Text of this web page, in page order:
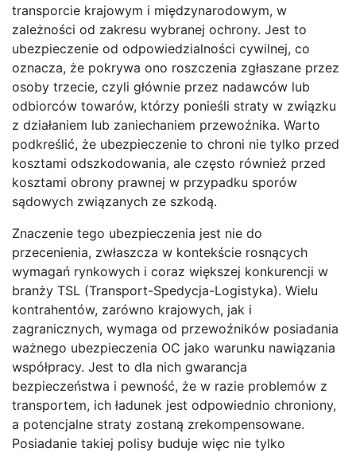
transporcie krajowym i międzynarodowym, w
zależności od zakresu wybranej ochrony. Jest to
ubezpieczenie od odpowiedzialności cywilnej, co
oznacza, że pokrywa ono roszczenia zgłaszane przez
osoby trzecie, czyli głównie przez nadawców lub
odbiorców towarów, którzy ponieśli straty w związku
z działaniem lub zaniechaniem przewoźnika. Warto
podkreślić, że ubezpieczenie to chroni nie tylko przed
kosztami odszkodowania, ale często również przed
kosztami obrony prawnej w przypadku sporów
sądowych związanych ze szkodą.
Znaczenie tego ubezpieczenia jest nie do
przecenienia, zwłaszcza w kontekście rosnących
wymagań rynkowych i coraz większej konkurencji w
branży TSL (Transport-Spedycja-Logistyka). Wielu
kontrahentów, zarówno krajowych, jak i
zagranicznych, wymaga od przewoźników posiadania
ważnego ubezpieczenia OC jako warunku nawiązania
współpracy. Jest to dla nich gwarancja
bezpieczeństwa i pewność, że w razie problemów z
transportem, ich ładunek jest odpowiednio chroniony,
a potencjalne straty zostaną zrekompensowane.
Posiadanie takiej polisy buduje więc nie tylko